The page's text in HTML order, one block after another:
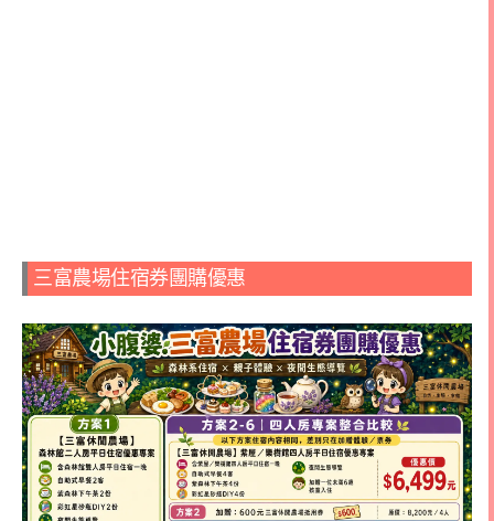
三富農場住宿券團購優惠